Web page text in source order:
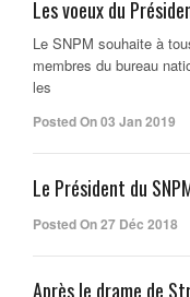
Les voeux du
Le SNPM souhaite à
membres du bureau
les
Posted On 03 Jan 2019
Le Président du
Posted On 27 Déc 2018
Après le drame de